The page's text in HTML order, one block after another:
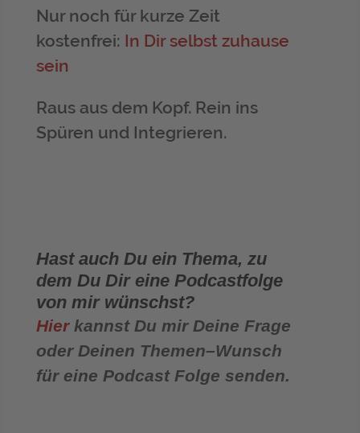
Nur noch für kurze Zeit
kostenfrei: In Dir selbst zuhause
sein
Raus aus dem Kopf. Rein ins
Spüren und Integrieren.
Hast auch Du ein Thema, zu
dem Du Dir eine Podcastfolge
von mir wünschst?
Hierkannst Du mir Deine Frage
oder Deinen Themen–Wunsch
für eine Podcast Folge senden.